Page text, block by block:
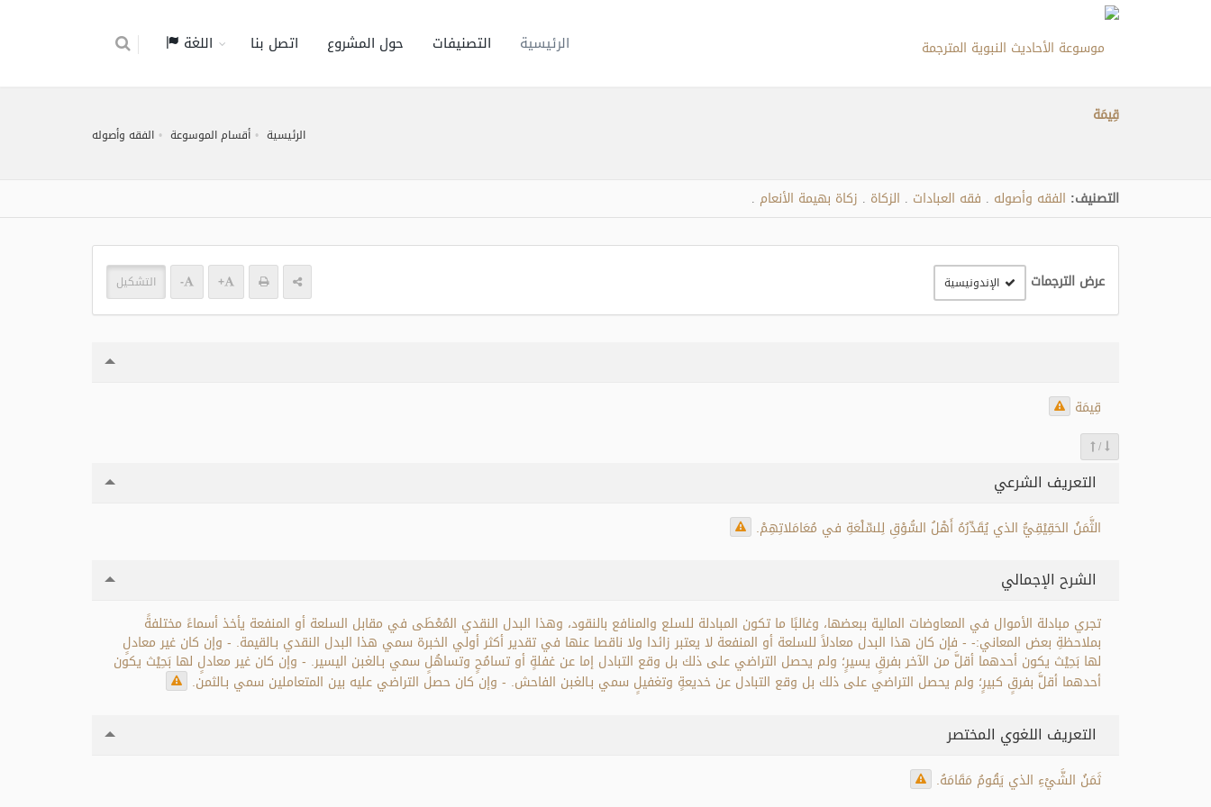
الرئيسية التصنيفات حول المشروع اتصل بنا اللغة
قِيمَة
الرئيسية أقسام الموسوعة الفقه وأصوله
التصنيف: الفقه وأصوله فقه العبادات الزكاة زكاة بهيمة الأنعام
عرض الترجمات الإندونيسية +
- التشكيل
قِيمَة
/
التعريف الشرعي
الثَّمَنُ الحَقِيْقِيُّ الذي يُقَدِّرُهُ أَهْلُ السُّوْقِ لِلسِّلْعَةِ في مُعَامَلاتِهِمْ.
الشرح الإجمالي
تجري مبادلة الأموال في المعاوضات المالية ببعضها، وغالبًا ما تكون المبادلة للسلع والمنافع بالنقود، وهذا البدل النقدي المُعْطَى في مقابل السلعة أو المنفعة يأخذ أسماءً مختلفةً
بملاحظةِ بعض المعاني:- - فإن كان هذا البدل معادلاً للسلعة أو المنفعة لا يعتبر زائدا ولا ناقصا عنها في تقدير أكثر أولي الخبرة سمي هذا البدل النقدي بـالقيمة. - وإن كان غير معادلٍ
لها بَحِيْث يكون أحدهما أقلَّ من الآخر بفرقٍ يسيرٍ؛ ولم يحصل التراضي على ذلك بل وقع التبادل إما عن غفلةٍ أو تسامُحٍ وتساهُلٍ سمي بـالغبن اليسير. - وإن كان غير معادلٍ لها بَحِيْث يكون
أحدهما أقلَّ بفرقٍ كبيرٍ؛ ولم يحصل التراضي على ذلك بل وقع التبادل عن خديعةٍ وتغفيلٍ سمي بـالغبن الفاحش. - وإن كان حصل التراضي عليه بين المتعاملين سمي بـالثمن.
التعريف اللغوي المختصر
ثَمَنُ الشَّيْءِ الذي يَقُومُ مَقَامَهُ.